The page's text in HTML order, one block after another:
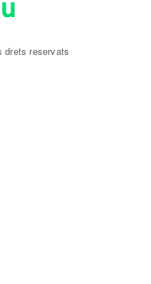
drets reservats